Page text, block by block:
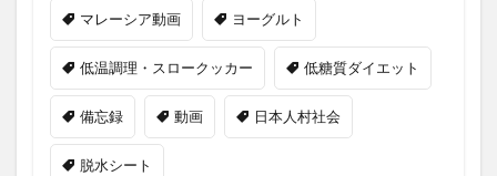
マレーシア動画 ヨーグルト
低温調理・スロークッカー 低糖質ダイエット
備忘録 動画 日本人村社会
脱水シート